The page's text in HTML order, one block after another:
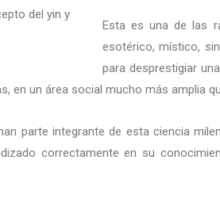
del yin y
Esta es una de las
esotérico, místico,
para desprestigiar
en un área social mucho más amplia
parte integrante de esta ciencia
correctamente en su